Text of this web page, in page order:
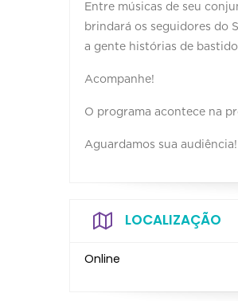
Entre músicas de seu
brindará os seguidores do
a gente histórias de
Acompanhe!
O programa acontece na
Aguardamos sua audiência!
LOCALIZAÇÃO
Online